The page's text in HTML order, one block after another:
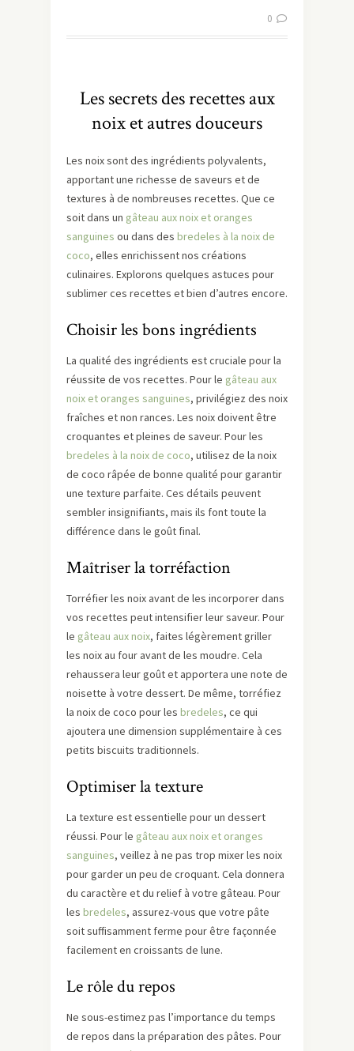
0
Les secrets des recettes aux
noix et autres douceurs
Les noix sont des ingrédients polyvalents,
apportant une richesse de saveurs et de
textures à de nombreuses recettes. Que ce
soit dans un gâteau aux noix et oranges
sanguines ou dans des bredeles à la noix de
coco, elles enrichissent nos créations
culinaires. Explorons quelques astuces pour
sublimer ces recettes et bien d’autres encore.
Choisir les bons ingrédients
La qualité des ingrédients est cruciale pour la
réussite de vos recettes. Pour le gâteau aux
noix et oranges sanguines, privilégiez des noix
fraîches et non rances. Les noix doivent être
croquantes et pleines de saveur. Pour les
bredeles à la noix de coco, utilisez de la noix
de coco râpée de bonne qualité pour garantir
une texture parfaite. Ces détails peuvent
sembler insignifiants, mais ils font toute la
différence dans le goût final.
Maîtriser la torréfaction
Torréfier les noix avant de les incorporer dans
vos recettes peut intensifier leur saveur. Pour
le gâteau aux noix, faites légèrement griller
les noix au four avant de les moudre. Cela
rehaussera leur goût et apportera une note de
noisette à votre dessert. De même, torréfiez
la noix de coco pour les bredeles, ce qui
ajoutera une dimension supplémentaire à ces
petits biscuits traditionnels.
Optimiser la texture
La texture est essentielle pour un dessert
réussi. Pour le gâteau aux noix et oranges
sanguines, veillez à ne pas trop mixer les noix
pour garder un peu de croquant. Cela donnera
du caractère et du relief à votre gâteau. Pour
les bredeles, assurez-vous que votre pâte
soit suffisamment ferme pour être façonnée
facilement en croissants de lune.
Le rôle du repos
Ne sous-estimez pas l’importance du temps
de repos dans la préparation des pâtes. Pour